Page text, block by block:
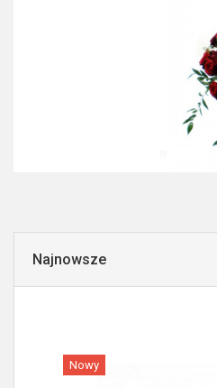
Najnowsze
Nowy